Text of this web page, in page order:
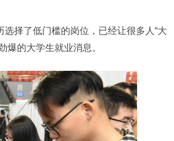
择了低门槛的岗位，已经让很多人“大
爆的大学生就业消息。